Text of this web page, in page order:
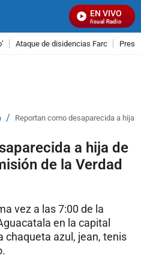
EN VIVO
Señal Visual Radio
Ataque de disidencias Farc
/ Reportan como desaparecida a hija
a hija de
de la Verdad
vez a las 7:00 de la
en la capital
chaqueta azul, jean, tenis